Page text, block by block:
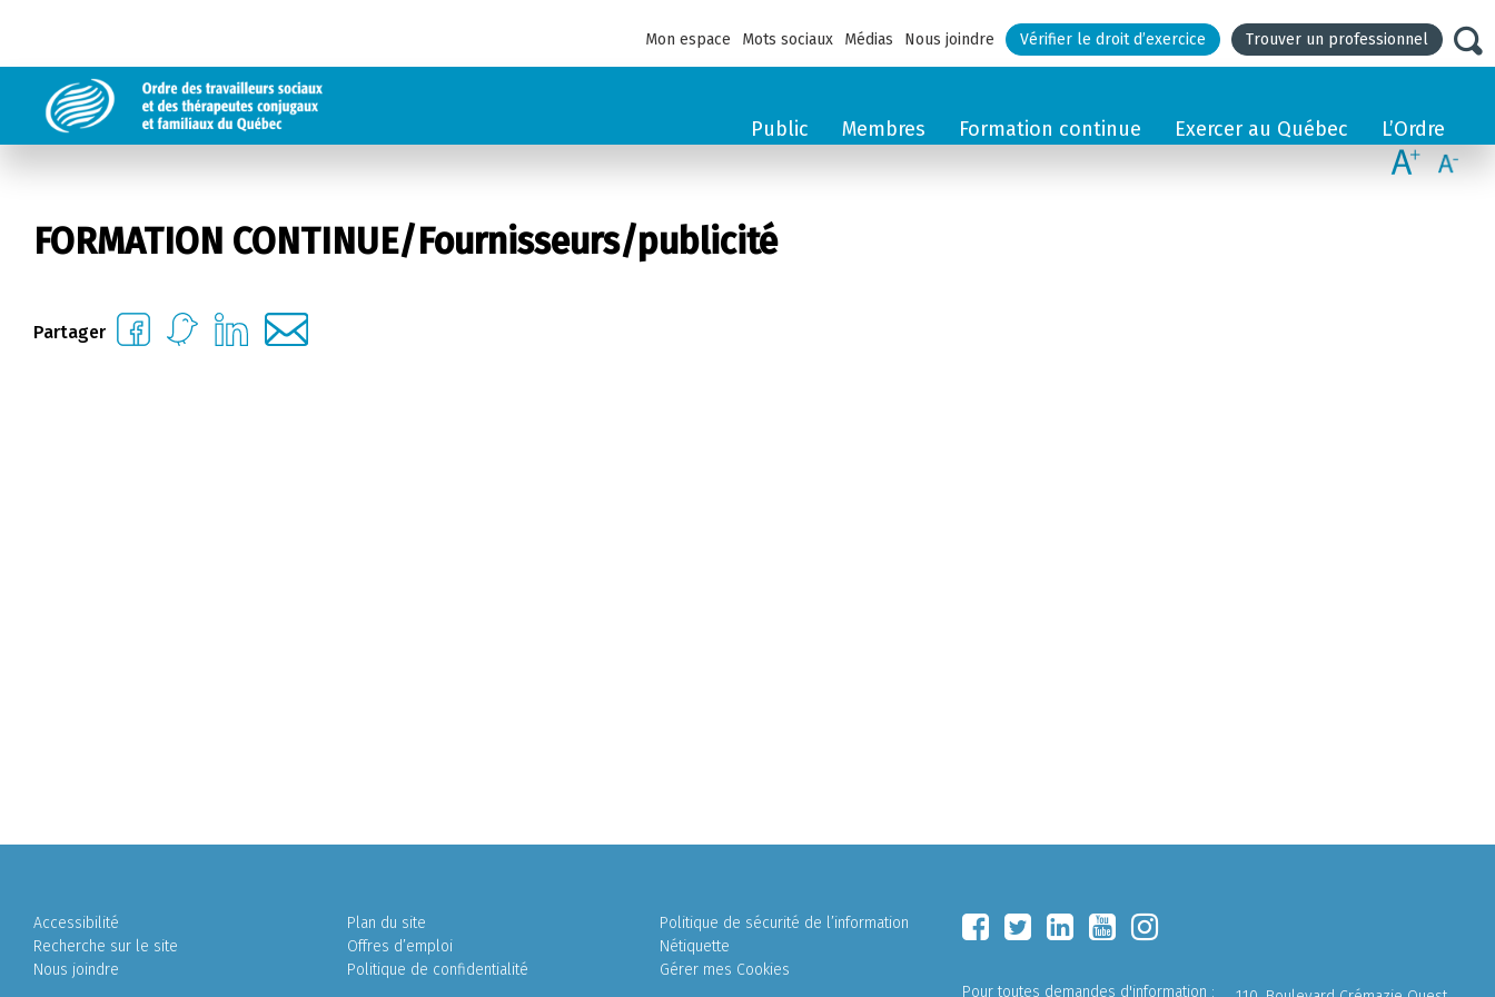
Mon espace Mots sociaux Médias Nous joindre Vérifier le droit d’exercice Trouver un professionnel
Public Membres Formation continue Exercer au Québec L’Ordre
FORMATION CONTINUE/Fournisseurs/publicité
Partager
Accessibilité
Recherche sur le site
Nous joindre
Plan du site
Offres d’emploi
Politique de confidentialité
Politique de sécurité de l’information
Nétiquette
Gérer mes Cookies
Pour toutes demandes d'information :